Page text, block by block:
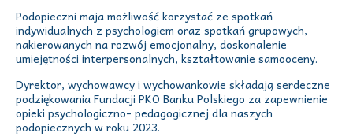
Podopieczni maja możliwość korzystać ze spotkań
indywidualnych z psychologiem oraz spotkań grupowych,
nakierowanych na rozwój emocjonalny, doskonalenie
umiejętności interpersonalnych, kształtowanie samooceny.
Dyrektor, wychowawcy i wychowankowie składają serdeczne
podziękowania Fundacji PKO Banku Polskiego za zapewnienie
opieki psychologiczno- pedagogicznej dla naszych
podopiecznych w roku 2023.